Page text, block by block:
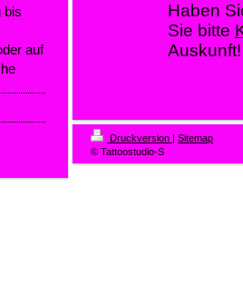
bis
auf
Haben
Sie bitte
Auskunft!
Druckversion | Sitemap
© Tattoostudio-S